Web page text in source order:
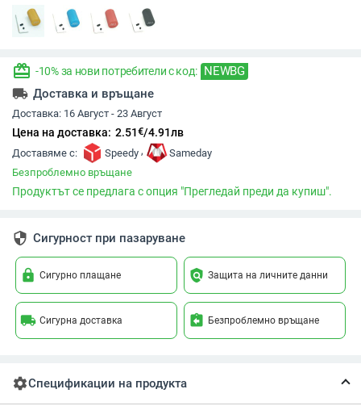
redeem -10% за нови потребители с код: NEWBG
local_shipping Доставка и връщане
Доставка: 16 Август - 23 Август
Цена на доставка: 2.51€/4.91лв
Доставяме с: Speedy ,
Sameday
Безпроблемно връщане
Продуктът се предлага с опция "Прегледай преди да купиш".
security Сигурност при пазаруване
lock Сигурно плащане policy Защита на личните данни
local_shipping Сигурна доставка assignment_return Безпроблемно връщане
settingsСпецификации на продукта